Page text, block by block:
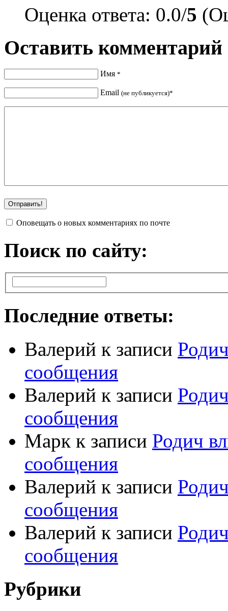
Оценка ответа: 0.0/5
Оставить комментарий
Имя *
Email (не публикуется)*
Оповещать о новых комментариях по почте
Поиск по сайту:
Последние ответы:
Валерий к записи
сообщения
Валерий к записи
сообщения
Марк к записи Родич
сообщения
Валерий к записи
сообщения
Валерий к записи
сообщения
Рубрики